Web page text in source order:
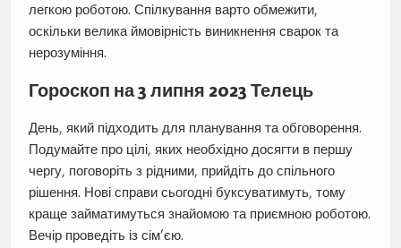
легкою роботою. Спілкування варто обмежити,
оскільки велика ймовірність виникнення сварок та
нерозуміння.
Гороскоп на 3 липня 2023 Телець
День, який підходить для планування та обговорення.
Подумайте про цілі, яких необхідно досягти в першу
чергу, поговоріть з рідними, прийдіть до спільного
рішення. Нові справи сьогодні буксуватимуть, тому
краще займатимуться знайомою та приємною роботою.
Вечір проведіть із сім’єю.